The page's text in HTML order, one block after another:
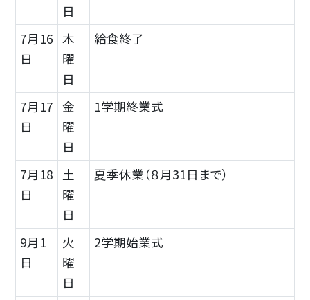
日
7月16
日
木
曜
日
給食終了
7月17
日
金
曜
日
1学期終業式
7月18
日
土
曜
日
夏季休業（８月31日まで）
9月1
日
火
曜
日
2学期始業式